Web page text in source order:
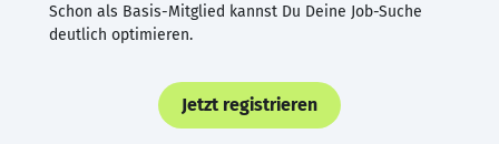
Schon als Basis-Mitglied kannst Du Deine Job-Suche
deutlich optimieren.
Jetzt registrieren